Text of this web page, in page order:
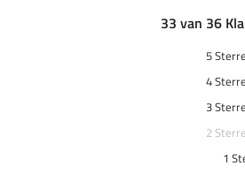
33 van 36
5
4
3
2
1